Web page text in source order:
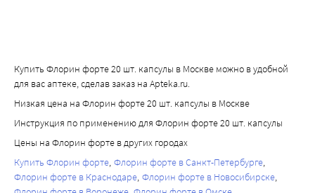
Купить Флорин форте 20 шт. капсулы в Москве можно в удобной
для вас аптеке, сделав заказ на Apteka.ru.
Низкая цена на Флорин форте 20 шт. капсулы в Москве
Инструкция по применению для Флорин форте 20 шт. капсулы
Цены на Флорин форте в других городах
Купить Флорин форте Флорин форте в Санкт-Петербурге
Флорин форте в Краснодаре Флорин форте в Новосибирске